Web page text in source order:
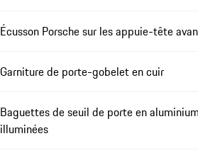
Écusson Porsche sur les appuie-tête
Garniture de porte-gobelet en cuir
Baguettes de seuil de porte en
illuminées